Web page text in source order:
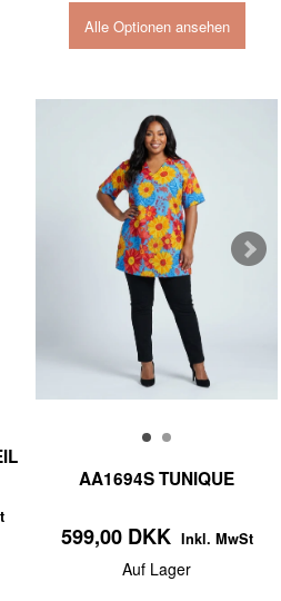
Alle Optionen ansehen
AA1694S TUNIQUE
599,00 DKK Inkl. MwSt
Auf Lager